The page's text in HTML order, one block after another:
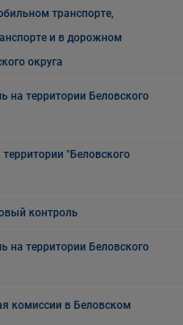
транспорте,
и в дорожном
округа
территории Беловского
"Беловского
контроль
на территории Беловского
комиссии в Беловском